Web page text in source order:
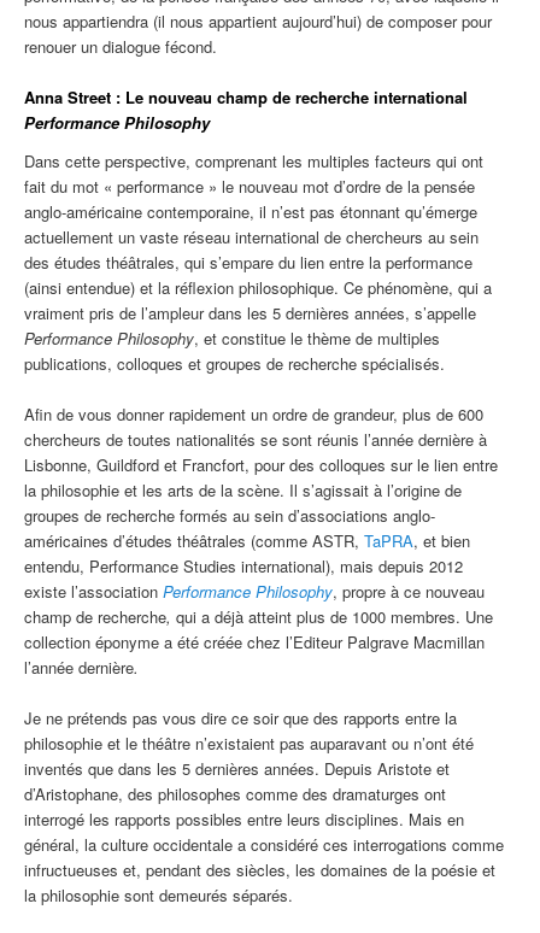
nous appartiendra (il nous appartient aujourd’hui) de composer pour
renouer un dialogue fécond.
Anna Street : Le nouveau champ de recherche international
Performance Philosophy
Dans cette perspective, comprenant les multiples facteurs qui ont
fait du mot « performance » le nouveau mot d’ordre de la pensée
anglo-américaine contemporaine, il n’est pas étonnant qu’émerge
actuellement un vaste réseau international de chercheurs au sein
des études théâtrales, qui s’empare du lien entre la performance
(ainsi entendue) et la réflexion philosophique. Ce phénomène, qui a
vraiment pris de l’ampleur dans les 5 dernières années, s’appelle
Performance Philosophy, et constitue le thème de multiples
publications, colloques et groupes de recherche spécialisés.
Afin de vous donner rapidement un ordre de grandeur, plus de 600
chercheurs de toutes nationalités se sont réunis l’année dernière à
Lisbonne, Guildford et Francfort, pour des colloques sur le lien entre
la philosophie et les arts de la scène. Il s’agissait à l’origine de
groupes de recherche formés au sein d’associations anglo-
américaines d’études théâtrales (comme ASTR, TaPRA, et bien
entendu, Performance Studies international), mais depuis 2012
existe l’association Performance Philosophy, propre à ce nouveau
champ de recherche, qui a déjà atteint plus de 1000 membres. Une
collection éponyme a été créée chez l’Editeur Palgrave Macmillan
l’année dernière.
Je ne prétends pas vous dire ce soir que des rapports entre la
philosophie et le théâtre n’existaient pas auparavant ou n’ont été
inventés que dans les 5 dernières années. Depuis Aristote et
d’Aristophane, des philosophes comme des dramaturges ont
interrogé les rapports possibles entre leurs disciplines. Mais en
général, la culture occidentale a considéré ces interrogations comme
infructueuses et, pendant des siècles, les domaines de la poésie et
la philosophie sont demeurés séparés.